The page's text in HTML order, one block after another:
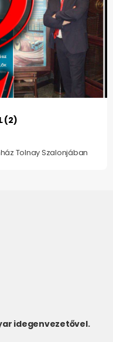
(2)
Tolnay Szalonjában
idegenvezetővel.